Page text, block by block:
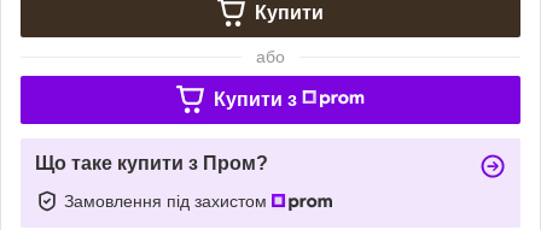
Купити
або
Купити з
Що таке купити з Пром?
Замовлення під захистом